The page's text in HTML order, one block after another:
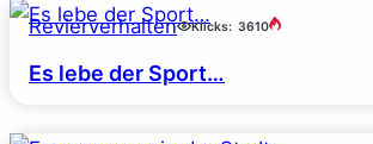
Revierverhalten Klicks: 3610
Es lebe der Sport…